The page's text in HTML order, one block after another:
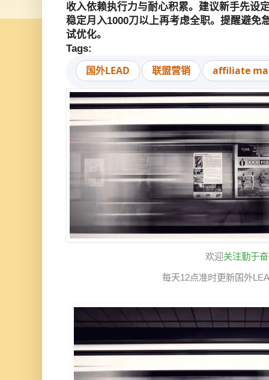
收入依赖执行力与耐心积累。建议新手先设
稳定月入1000刀以上再考虑全职。提醒避免
试优化。
Tags:
国外LEAD 联盟营销 affiliate
欢迎关注勤于奋
每天12点准时更新国外